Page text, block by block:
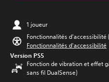
1 joueur
Fonctionnalités d'accessibilité
Fonctionnalités d'accessibilité
Version PS5
Fonction de vibration et effet
sans fil DualSense)